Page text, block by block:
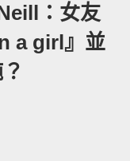
：女友
a girl』並